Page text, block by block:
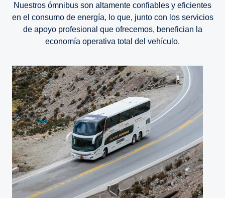
Nuestros ómnibus son altamente confiables y eficientes
en el consumo de energía, lo que, junto con los servicios
de apoyo profesional que ofrecemos, benefician la
economía operativa total del vehículo.